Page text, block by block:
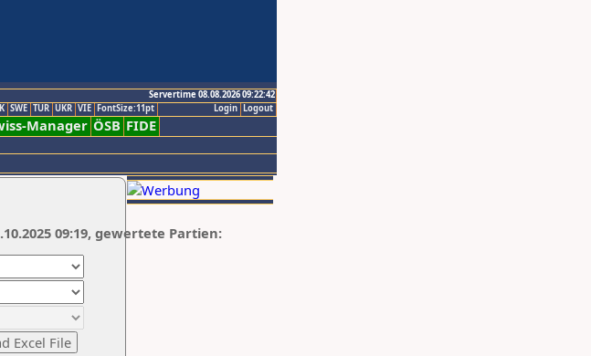
Servertime 08.08.2026 09:22:42
Logout
Login
SWE TUR UKR VIE FontSize:11pt
Manager ÖSB FIDE
09:19, gewertete Partien: